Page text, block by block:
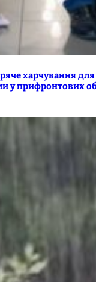
харчування
у прифронтових